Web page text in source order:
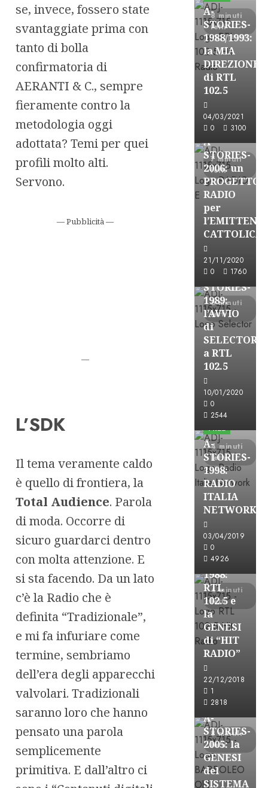
se, invece, fossero state
svantaggiate prima con
tanto di bolla
confirmatoria di
AERANTI & C., sempre
fieramente contro la
metodologia oggi
adottata? Temi per quei
profili molto alti.
Servono.
— Pubblicità —
—
L’SDK
Il tema veramente caldo
è quello di frontiera, la
Total Audience. Parola
di moda. Occorre di
sicuro guardarci dentro
con molta attenzione. E
si sta facendo. Da un lato
c’è la Radio che è
definita “Tradizionale”,
e mi fa infuriare come
termine, sembriamo
dell’era degli apparecchi
valvolari. Tradizionali
saranno loro che hanno
pensato una parola
semplicemente
primitiva. E dall’altro ci
8 minuti
letti
A-
STORIES-
1988/1993:
la MIA
DIREZIONE
di RTL
102.5
04/03/2021
0
3100
7 minuti
letti
A-Stories
Formazione
FREE
A-
STORIES-
2006: un
PROGETTO
RADIO
per
CATTOLICA
21/11/2020
0
1760
6 minuti
letti
A-Stories
FREE
A-
STORIES-
1989:
l’AVVIO
di
SELECTOR
a RTL
102.5
10/01/2020
0
2544
4 minuti
letti
A-Stories
Formazione
FREE
A-
STORIES-
1998:
RADIO
ITALIA
NETWORK
03/04/2019
0
4926
4 minuti
letti
A-Stories
FREE
A-
STORIES-
1988:
RTL
102.5 e
la
GENESI
di “HIT
RADIO”
22/12/2018
1
2818
8 minuti
letti
Formazione
FREE
A-
STORIES-
2005: la
GENESI
del
SISTEMA